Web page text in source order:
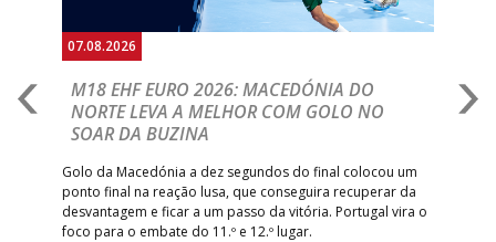
07.08.2026
M18 EHF EURO 2026: MACEDÓNIA DO
NORTE LEVA A MELHOR COM GOLO NO
SOAR DA BUZINA
Golo da Macedónia a dez segundos do final colocou um
ponto final na reação lusa, que conseguira recuperar da
desvantagem e ficar a um passo da vitória. Portugal vira o
foco para o embate do 11.º e 12.º lugar.